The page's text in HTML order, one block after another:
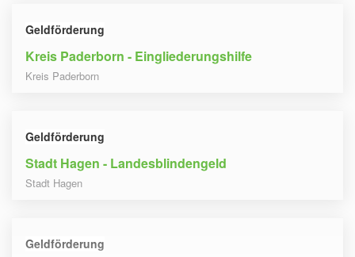
Geldförderung
Kreis Paderborn - Eingliederungshilfe
Kreis Paderborn
Geldförderung
Stadt Hagen - Landesblindengeld
Stadt Hagen
Geldförderung